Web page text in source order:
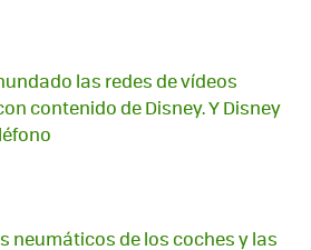
las redes de vídeos
contenido de Disney. Y Disney
neumáticos de los coches y las